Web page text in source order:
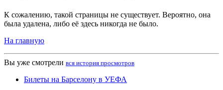
К сожалению, такой страницы не существует. Вероятно, она
была удалена, либо её здесь никогда не было.
На главную
Вы уже смотрели вся история просмотров
Билеты на Барселону в УЕФА